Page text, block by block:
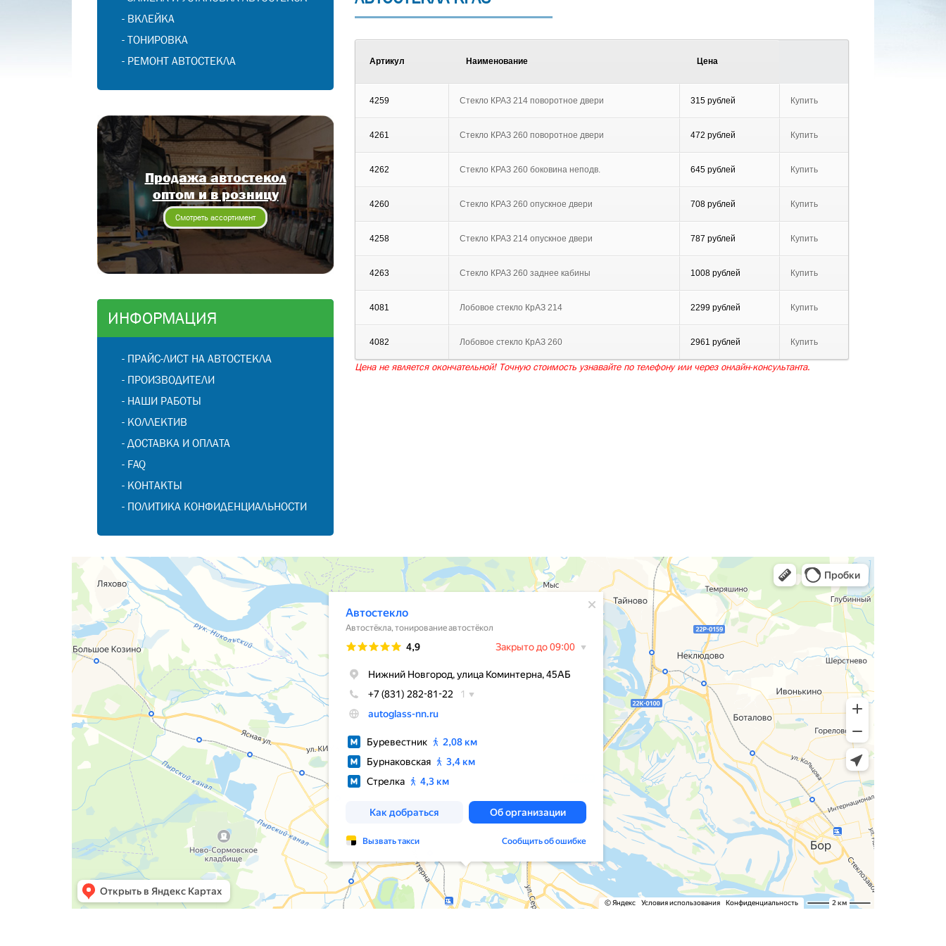
- ВКЛЕЙКА
-ТОНИРОВКА
- РЕМОНТ АВТОСТЕКЛА
Продажа автостекол
оптом и в розницу
Смотреть ассортимент
ИНФОРМАЦИЯ
- ПРАЙС-ЛИСТ НА АВТОСТЕКЛА
- ПРОИЗВОДИТЕЛИ
- НАШИ РАБОТЫ
- КОЛЛЕКТИВ
-ДОСТАВКА И ОПЛАТА
- FAQ
- КОНТАКТЫ
- ПОЛИТИКА КОНФИДЕНЦИАЛЬНОСТИ
Артикул Наименование Цена
4259 Стекло КРАЗ 214 поворотное двери 315 рублей Купить
4261 Стекло КРАЗ 260 поворотное двери 472 рублей Купить
4262 Стекло КРАЗ 260 боковина неподв. 645 рублей Купить
4260 Стекло КРАЗ 260 опускное двери 708 рублей Купить
4258 Стекло КРАЗ 214 опускное двери 787 рублей Купить
4263 Стекло КРАЗ 260 заднее кабины 1008 рублей Купить
4081 Лобовое стекло КрАЗ 214 2299 рублей Купить
4082 Лобовое стекло КрАЗ 260 2961 рублей Купить
Цена не является окончательной! Точную стоимость узнавайте по телефону или через онлайн-консультанта.
Отправить
С установкой